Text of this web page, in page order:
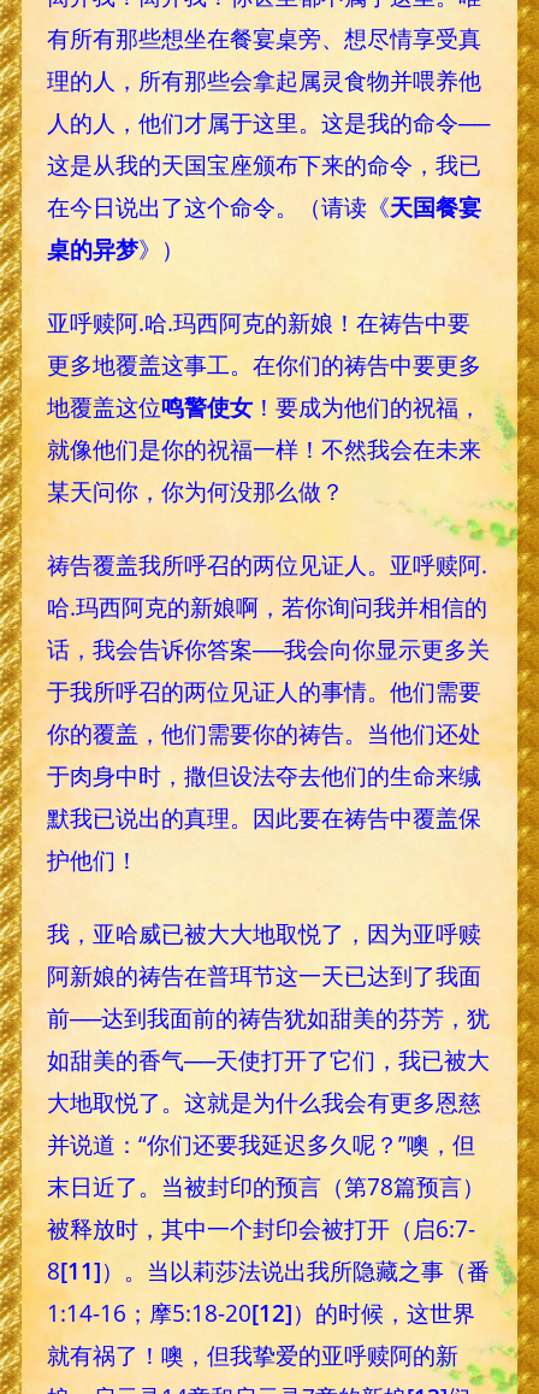
有所有那些想坐在餐宴桌旁、想尽情享受真
理的人，所有那些会拿起属灵食物并喂养他
人的人，他们才属于这里。这是我的命令──
这是从我的天国宝座颁布下来的命令，我已
在今日说出了这个命令。（请读《天国餐宴
桌的异梦》）
亚呼赎阿.哈.玛西阿克的新娘！在祷告中要
更多地覆盖这事工。在你们的祷告中要更多
地覆盖这位鸣警使女！要成为他们的祝福，
就像他们是你的祝福一样！不然我会在未来
某天问你，你为何没那么做？
祷告覆盖我所呼召的两位见证人。亚呼赎阿.
哈.玛西阿克的新娘啊，若你询问我并相信的
话，我会告诉你答案──我会向你显示更多关
于我所呼召的两位见证人的事情。他们需要
你的覆盖，他们需要你的祷告。当他们还处
于肉身中时，撒但设法夺去他们的生命来缄
默我已说出的真理。因此要在祷告中覆盖保
护他们！
我，亚哈威已被大大地取悦了，因为亚呼赎
阿新娘的祷告在普珥节这一天已达到了我面
前──达到我面前的祷告犹如甜美的芬芳，犹
如甜美的香气──天使打开了它们，我已被大
大地取悦了。这就是为什么我会有更多恩慈
并说道：“你们还要我延迟多久呢？”噢，但
末日近了。当被封印的预言（第78篇预言）
被释放时，其中一个封印会被打开（启6:7-
8[11]）。当以莉莎法说出我所隐藏之事（番
1:14-16；摩5:18-20[12]）的时候，这世界
就有祸了！噢，但我挚爱的亚呼赎阿的新